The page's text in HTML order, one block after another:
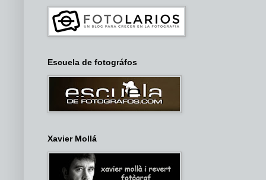
Escuela de fotográfos
Xavier Mollá